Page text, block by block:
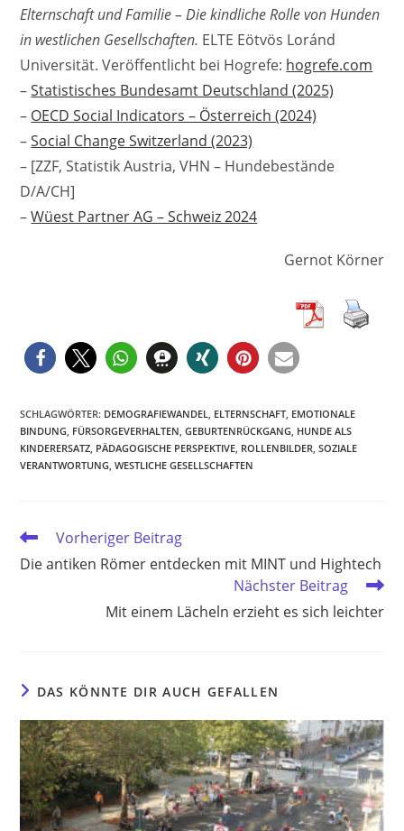
Elternschaft und Familie – Die kindliche Rolle von Hunden
in westlichen Gesellschaften. ELTE Eötvös Loránd
Universität. Veröffentlicht bei Hogrefe: hogrefe.com
–Statistisches Bundesamt Deutschland (2025)
– OECD Social Indicators – Österreich (2024)
–Social Change Switzerland (2023)
– [ZZF, Statistik Austria, VHN – Hundebestände
D/A/CH]
–Wüest Partner AG – Schweiz 2024
Gernot Körner
SCHLAGWÖRTER: DEMOGRAFIEWANDEL ELTERNSCHAFT EMOTIONALE
BINDUNG FÜRSORGEVERHALTEN GEBURTENRÜCKGANG HUNDE ALS
KINDERERSATZ PÄDAGOGISCHE PERSPEKTIVE ROLLENBILDER SOZIALE
VERANTWORTUNG WESTLICHE GESELLSCHAFTEN
Weitere
ansehen
Vorheriger Beitrag
Die antiken Römer entdecken mit MINT und Hightech
Nächster Beitrag
Mit einem Lächeln erzieht es sich leichter
DAS KÖNNTE DIR AUCH GEFALLEN